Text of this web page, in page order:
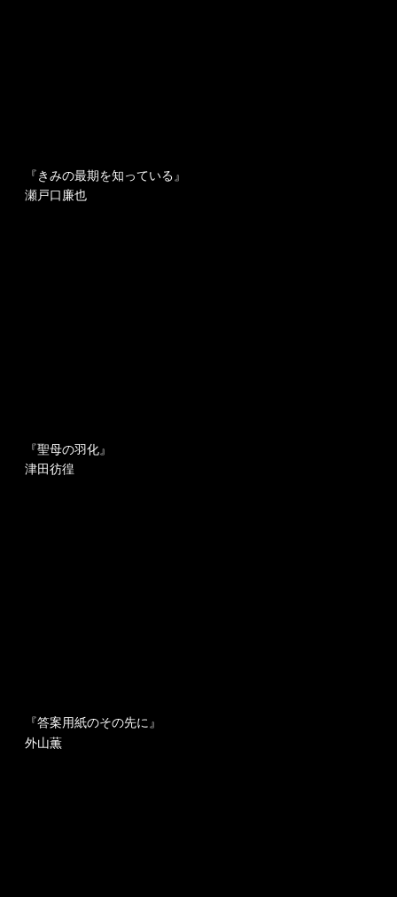
『きみの最期を知っている』
瀬戸口廉也
『聖母の羽化』
津田彷徨
『答案用紙のその先に』
外山薫